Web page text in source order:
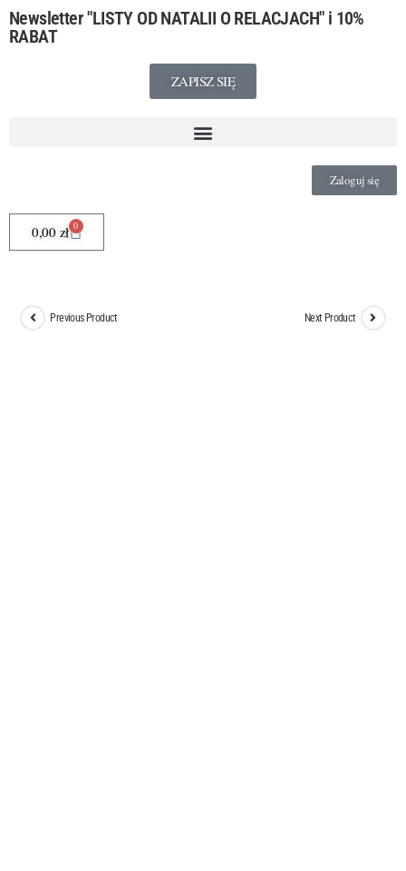
Newsletter"LISTY OD NATALII O RELACJACH"i 10%
RABAT
ZAPISZ SIĘ
Zaloguj się
0,00 zł 0
Previous Product Next Product